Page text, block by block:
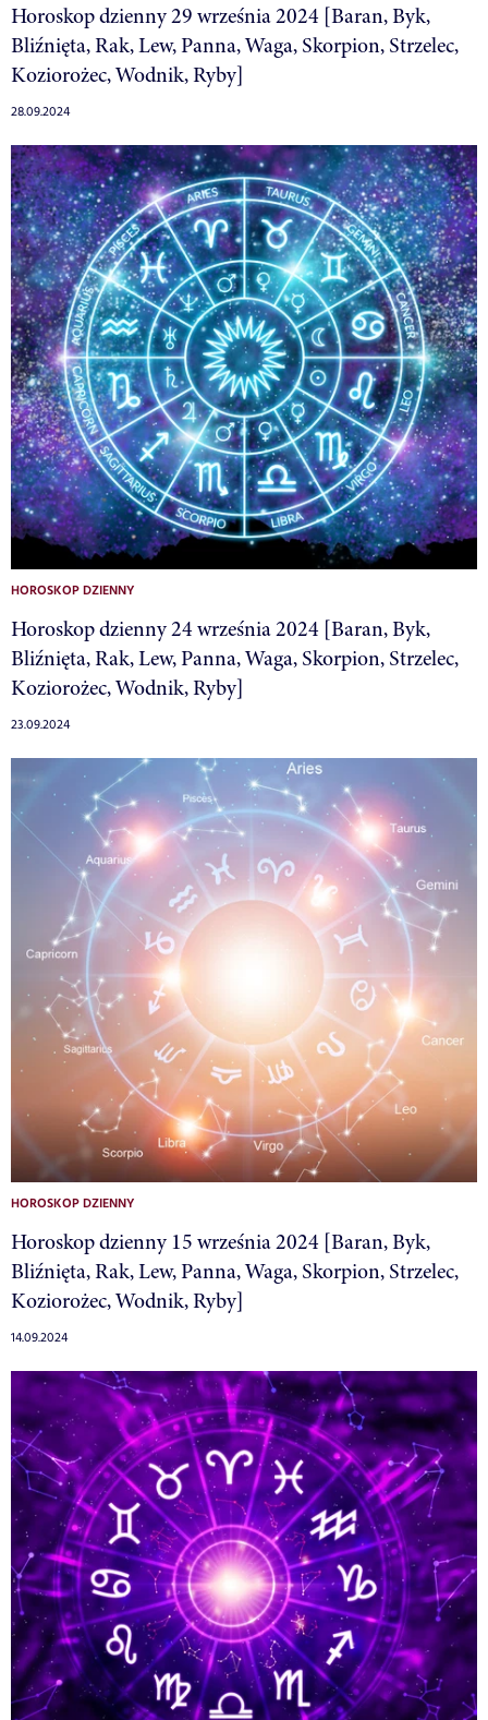
Horoskop dzienny 29 września 2024 [Baran, Byk,
Bliźnięta, Rak, Lew, Panna, Waga, Skorpion, Strzelec,
Koziorożec, Wodnik, Ryby]
28.09.2024
HOROSKOP DZIENNY
Horoskop dzienny 24 września 2024 [Baran, Byk,
Bliźnięta, Rak, Lew, Panna, Waga, Skorpion, Strzelec,
Koziorożec, Wodnik, Ryby]
23.09.2024
HOROSKOP DZIENNY
Horoskop dzienny 15 września 2024 [Baran, Byk,
Bliźnięta, Rak, Lew, Panna, Waga, Skorpion, Strzelec,
Koziorożec, Wodnik, Ryby]
14.09.2024